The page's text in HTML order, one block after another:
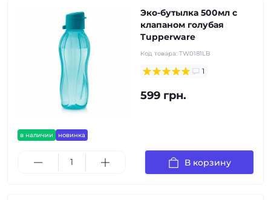
в наличии новинка
Эко-бутылка 500мл с
клапаном голубая
Tupperware
Код товара: TW0181LB
1
599 грн.
В корзину